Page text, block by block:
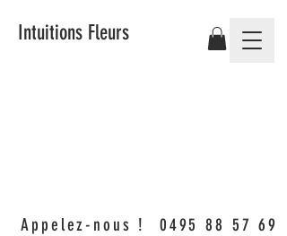
Intuitions Fleurs
Appelez-nous ! 0495 88 57 69